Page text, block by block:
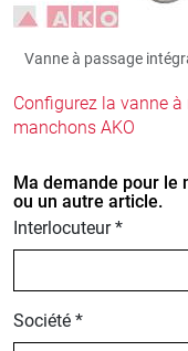
Vanne à passage
Configurez la vanne
manchons AKO
Ma demande pour le
ou un autre article.
Interlocuteur *
Société *